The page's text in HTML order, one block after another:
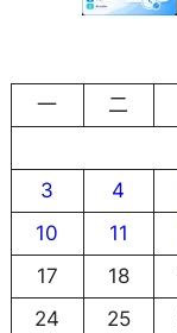
一
二
3
4
10
11
17
18
24
25